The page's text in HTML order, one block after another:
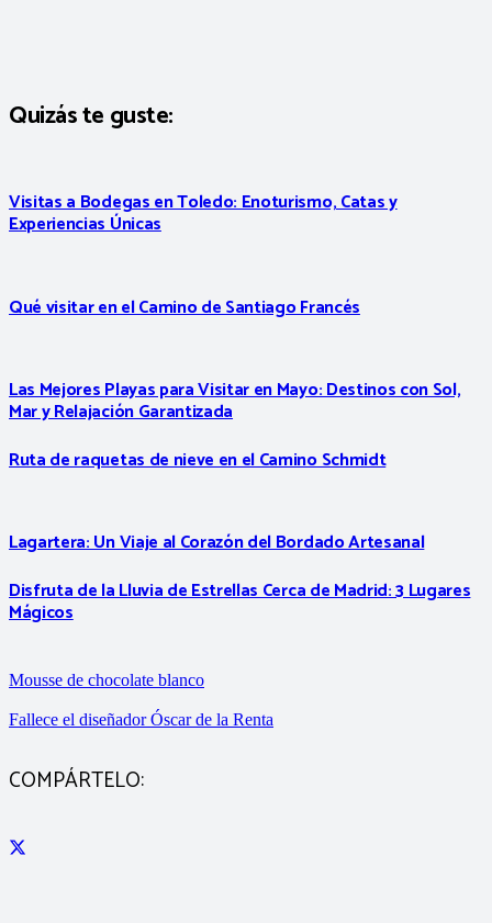
Quizás te guste:
Visitas a Bodegas en Toledo: Enoturismo, Catas y
Experiencias Únicas
Qué visitar en el Camino de Santiago Francés
Las Mejores Playas para Visitar en Mayo: Destinos con Sol,
Mar y Relajación Garantizada
Ruta de raquetas de nieve en el Camino Schmidt
Lagartera: Un Viaje al Corazón del Bordado Artesanal
Disfruta de la Lluvia de Estrellas Cerca de Madrid: 3 Lugares
Mágicos
Mousse de chocolate blanco
Fallece el diseñador Óscar de la Renta
COMPÁRTELO: